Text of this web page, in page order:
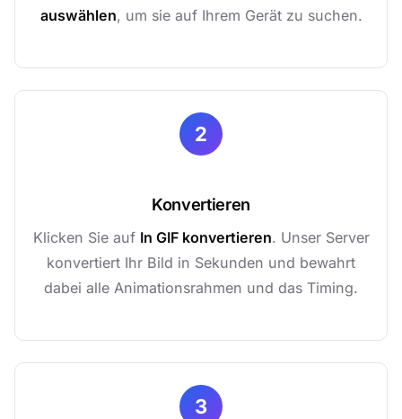
auswählen, um sie auf Ihrem Gerät zu suchen.
2
Konvertieren
Klicken Sie auf In GIF konvertieren. Unser Server
konvertiert Ihr Bild in Sekunden und bewahrt
dabei alle Animationsrahmen und das Timing.
3